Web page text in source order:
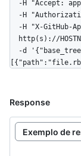
Response
Exemplo de